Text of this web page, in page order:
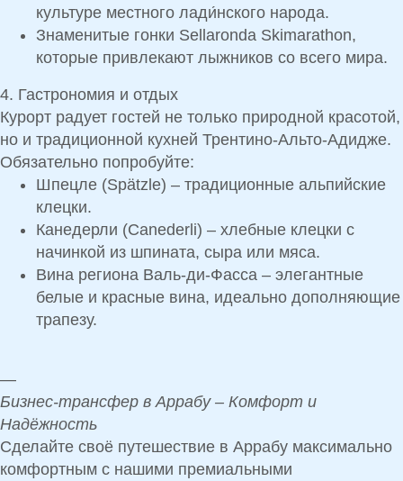
культуре местного лади́нского народа.
Знаменитые гонки Sellaronda Skimarathon,
которые привлекают лыжников со всего мира.
4. Гастрономия и отдых
Курорт радует гостей не только природной красотой,
но и традиционной кухней Трентино-Альто-Адидже.
Обязательно попробуйте:
Шпецле (Spätzle) – традиционные альпийские
клецки.
Канедерли (Canederli) – хлебные клецки с
начинкой из шпината, сыра или мяса.
Вина региона Валь-ди-Фасса – элегантные
белые и красные вина, идеально дополняющие
трапезу.
—
Бизнес-трансфер в Аррабу – Комфорт и
Надёжность
Сделайте своё путешествие в Аррабу максимально
комфортным с нашими премиальными